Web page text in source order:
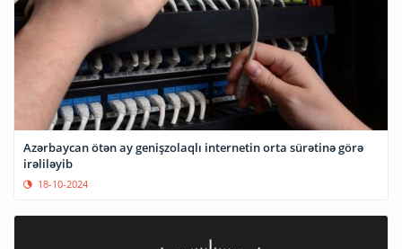
Azərbaycan ötən ay genişzolaqlı internetin orta sürətinə görə
irəliləyib
18-10-2024